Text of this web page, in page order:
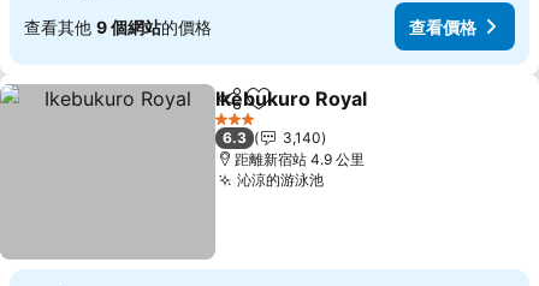
查看其他 9 個網站的價格 查看價格
分享 加入我的最愛
Ikebukuro Royal
3 星級
6.3
3,140
距離新宿站 4.9 公里
沁涼的游泳池查看價格